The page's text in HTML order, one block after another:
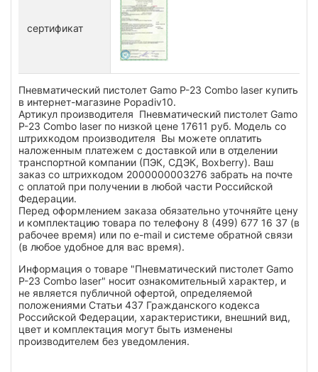
сертификат
Пневматический пистолет Gamo P-23 Combo laser купить
в интернет-магазине Popadiv10.
Артикул производителя Пневматический пистолет Gamo
P-23 Combo laser по низкой цене 17611 руб. Модель со
штрихкодом производителя Вы можете оплатить
наложенным платежем с доставкой или в отделении
транспортной компании (ПЭК, СДЭК, Boxberry). Ваш
заказ со штрихкодом 2000000003276 забрать на почте
с оплатой при получении в любой части Российской
Федерации.
Перед оформлением заказа обязательно уточняйте цену
и комплектацию товара по телефону 8 (499) 677 16 37 (в
рабочее время) или по e-mail и системе обратной связи
(в любое удобное для вас время).
Информация о товаре "Пневматический пистолет Gamo
P-23 Combo laser" носит ознакомительный характер, и
не является публичной офертой, определяемой
положениями Статьи 437 Гражданского кодекса
Российской Федерации, характеристики, внешний вид,
цвет и комплектация могут быть изменены
производителем без уведомления.